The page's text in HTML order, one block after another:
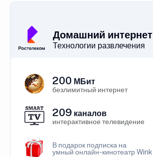
Домашний интернет
Технологии развлечения
200 МБит
безлимитный интернет
209 каналов
интерактивное телевидение
В подарок подписка на
умный онлайн-кинотеатр Wink